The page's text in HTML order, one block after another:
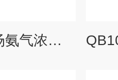
QB2000F养猪场氨气浓度检测传感器壁挂安装